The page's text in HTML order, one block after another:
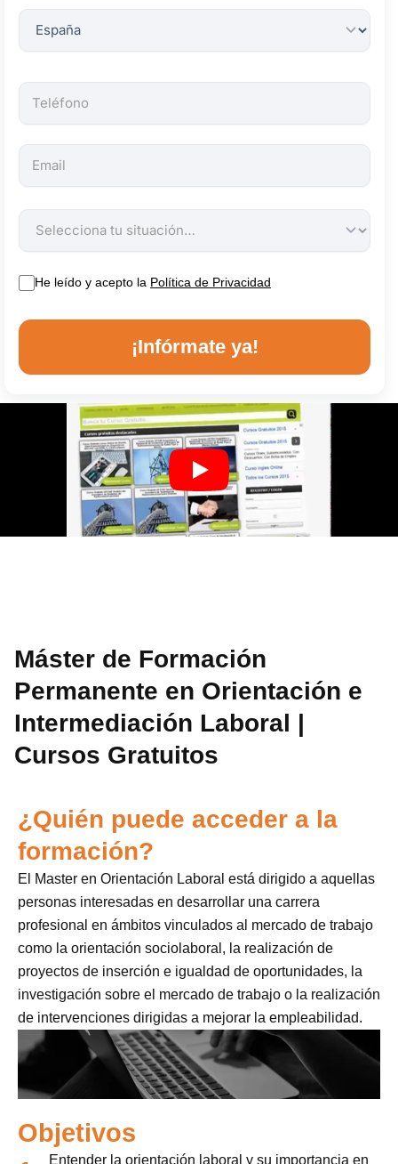
He leído y acepto la Política de Privacidad
¡Infórmate ya!
Máster de Formación
Permanente en Orientación e
Intermediación Laboral |
Cursos Gratuitos
¿Quién puede acceder a la
formación?
El Master en Orientación Laboral está dirigido a aquellas
personas interesadas en desarrollar una carrera
profesional en ámbitos vinculados al mercado de trabajo
como la orientación sociolaboral, la realización de
proyectos de inserción e igualdad de oportunidades, la
investigación sobre el mercado de trabajo o la realización
de intervenciones dirigidas a mejorar la empleabilidad.
Objetivos
Entender la orientación laboral y su importancia en